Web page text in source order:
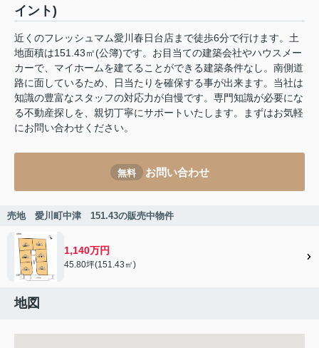
イント)
近くのフレッシュマム愛川春日台店まで徒歩6分で行けます。土
地面積は151.43㎡(公簿)です。お目当ての建築会社やハウスメー
カーで、マイホームを建てることができる建築条件なし。南側道
路に面しているため、日当たりを確保する事が出来ます。当社は
知識の豊富なスタッフの対応力が自慢です。専門知識が必要にな
る不動産探しを、親切丁寧にサポートいたします。まずはお気軽
にお問い合わせください。
無料 お問い合わせ
売地 愛川町中津 151.43の販売中物件
1,140万円
45.80坪(151.43㎡)
地図